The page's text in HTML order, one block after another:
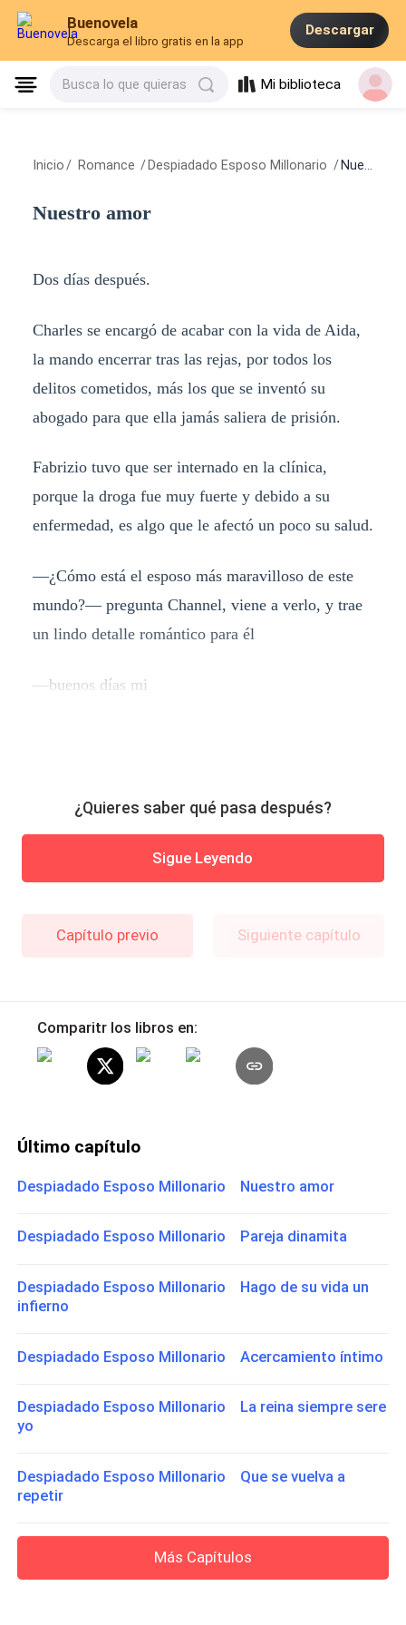
Buenovela
Descarga el libro gratis en la app
Descargar
Busca lo que quieras Mi biblioteca
Inicio / Romance / Despiadado Esposo Millonario / Nuestro amor
Nuestro amor
Dos días después.
Charles se encargó de acabar con la vida de Aida,
la mando encerrar tras las rejas, por todos los
delitos cometidos, más los que se inventó su
abogado para que ella jamás saliera de prisión.
Fabrizio tuvo que ser internado en la clínica,
porque la droga fue muy fuerte y debido a su
enfermedad, es algo que le afectó un poco su salud.
—¿Cómo está el esposo más maravilloso de este
mundo?— pregunta Channel, viene a verlo, y trae
un lindo detalle romántico para él
—buenos días mi
¿Quieres saber qué pasa después?
Sigue Leyendo
Capítulo previo Siguiente capítulo
Comparitr los libros en:
Último capítulo
Despiadado Esposo Millonario Nuestro amor
Despiadado Esposo Millonario Pareja dinamita
Despiadado Esposo Millonario Hago de su vida un
infierno
Despiadado Esposo Millonario Acercamiento íntimo
Despiadado Esposo Millonario La reina siempre sere
yo
Despiadado Esposo Millonario Que se vuelva a
repetir
Más Capítulos